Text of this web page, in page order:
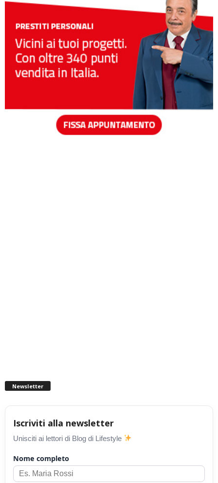
Newsletter
Iscriviti alla newsletter
Unisciti ai lettori di Blog di Lifestyle
Nome completo